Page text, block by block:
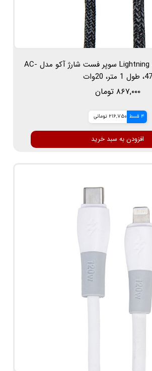
کابل تبدیل USB به Lightning سوپر فست شارژ آکو مدل AC-
47، طول 1 متر، 20وات
۸۶۷,۰۰۰ تومان
4 قسط 216,750 تومانی
افزودن به سبد خرید